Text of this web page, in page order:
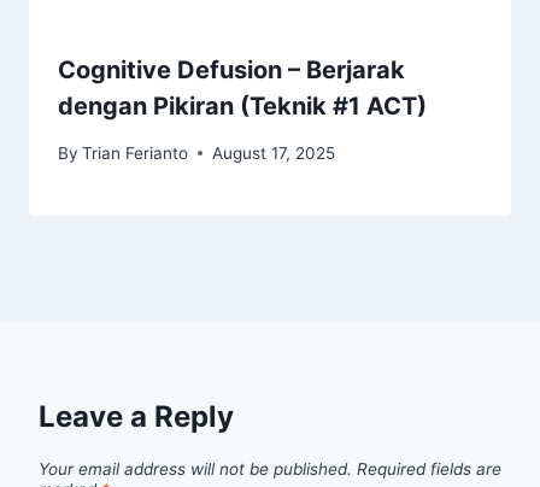
Cognitive Defusion – Berjarak
dengan Pikiran (Teknik #1 ACT)
By Trian Ferianto August 17, 2025
Leave a Reply
Your email address will not be published. Required fields are